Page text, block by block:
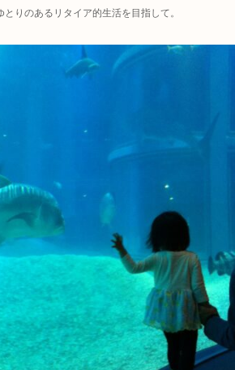
りのあるリタイア的生活を目指して。